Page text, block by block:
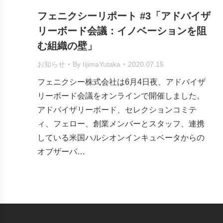
フェニクシーリポート #3「アドバイザ
リーボード会議：イノベーションを阻
む組織の壁」
お知らせ By IijimaYutaka 2020.07.15
フェニクシー株式会社は6月4日夜、アドバイザ
リーボード会議をオンラインで開催しました。
アドバイザリーボード、セレクションコミテ
ィ、フェロー、創業メンバーとスタッフ、連携
している米国ハルシオンインキュベータからの
オブザーバ…